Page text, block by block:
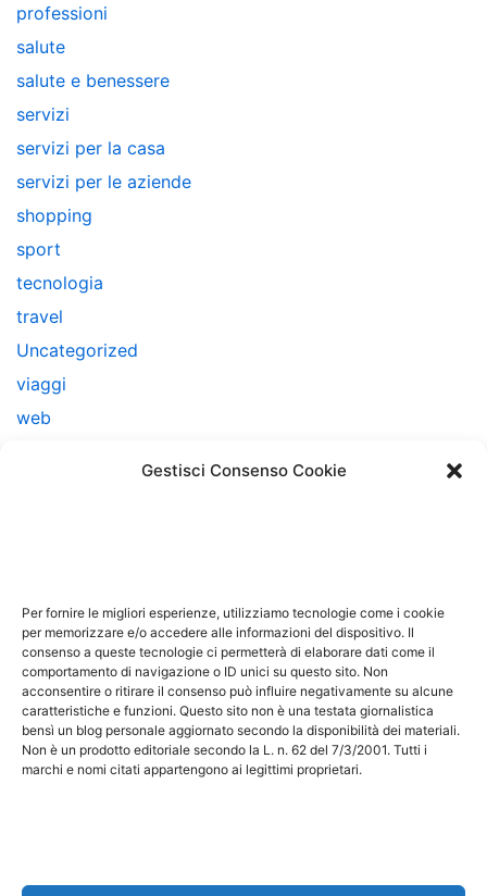
Gestisci Consenso Cookie
Per fornire le migliori esperienze, utilizziamo tecnologie come i cookie
per memorizzare e/o accedere alle informazioni del dispositivo. Il
consenso a queste tecnologie ci permetterà di elaborare dati come il
comportamento di navigazione o ID unici su questo sito. Non
acconsentire o ritirare il consenso può influire negativamente su alcune
caratteristiche e funzioni. Questo sito non è una testata giornalistica
bensì un blog personale aggiornato secondo la disponibilità dei materiali.
Non è un prodotto editoriale secondo la L. n. 62 del 7/3/2001. Tutti i
marchi e nomi citati appartengono ai legittimi proprietari.
professioni
salute
salute e benessere
servizi
servizi per la casa
servizi per le aziende
shopping
sport
tecnologia
travel
Uncategorized
viaggi
web
disponibilità e la reperibilità dei materiali. Pertanto non
può essere considerato in alcun modo un prodotto
editoriale ai sensi della L. n. 62 del 7/3/2001. Tutti i
marchi riportati appartengono ai legittimi proprietari;
marchi di terzi, nomi di prodotti, nomi commerciali,
nomi corporativi e società citati possono essere
senza alcun fine di violazione dei diritti di Copyright